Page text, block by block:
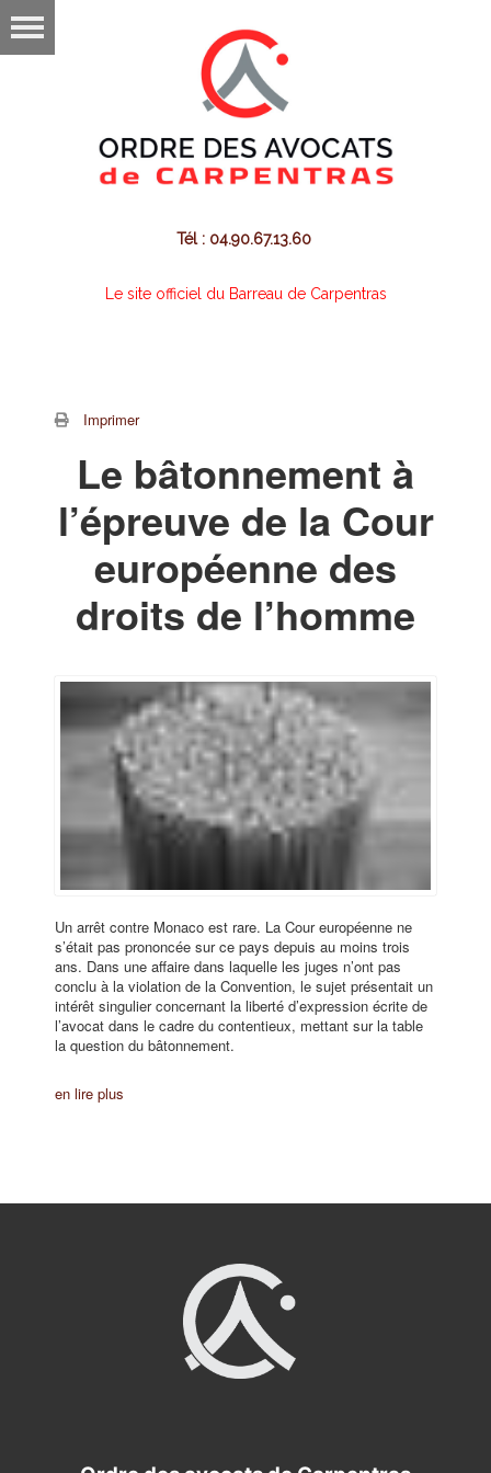
Tél : 04.90.67.13.60
Le site officiel du Barreau de Carpentras
Imprimer
Le bâtonnement à
l’épreuve de la Cour
européenne des
droits de l’homme
Un arrêt contre Monaco est rare. La Cour européenne ne
s’était pas prononcée sur ce pays depuis au moins trois
ans. Dans une affaire dans laquelle les juges n’ont pas
conclu à la violation de la Convention, le sujet présentait un
intérêt singulier concernant la liberté d’expression écrite de
l’avocat dans le cadre du contentieux, mettant sur la table
la question du bâtonnement.
en lire plus